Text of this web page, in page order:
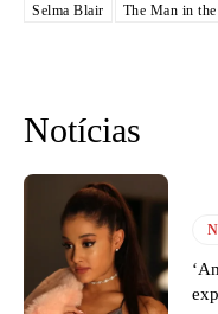
Selma Blair
The Man in
Notícias